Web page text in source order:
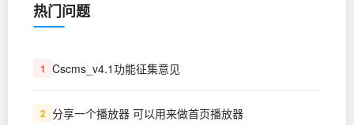
热门问题
1 Cscms_v4.1功能征集意见
2 分享一个播放器 可以用来做首页播放器